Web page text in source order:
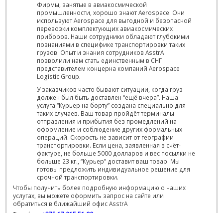
Фирмы, занятые в авиакосмической
промышленности, хорошо знают Aerospace. Они
используют Aerospace для выгодной и безопасной
перевозки комплектующих авиакосмических
приборов. Наши сотрудники обладают глубокими
познаниями в специфике транспортировки таких
грузов. Опыт и знания сотрудников AsstrA
позволили нам стать единственным в СНГ
представителем концерна компаний Aerospace
Logistic Group.
У заказчиков часто бывают ситуации, когда груз
должен был быть доставлен “ещё вчера”. Наша
услуга “Курьер на борту” создана специально для
таких случаев. Ваш товар пройдёт терминалы
отправления и прибытия без промедлений на
оформление и соблюдение других формальных
операций. Скорость не зависит от географии
транспортировки. Если цена, заявленная в счёт-
фактуре, не больше 5000 долларов и вес посылки не
больше 23 кг., “Курьер” доставит ваш товар. Мы
готовы предложить индивидуальное решение для
срочной транспортировки.
Чтобы получить более подробную информацию о наших
услугах, вы можете оформить запрос на сайте или
обратиться в ближайший офис AsstrA